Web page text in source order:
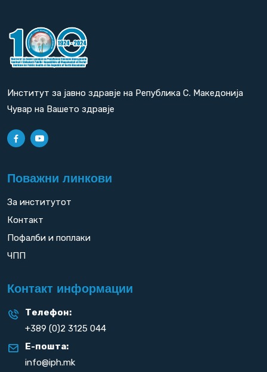
Институт за јавно здравје на Република С. Македонија
Чувар на Вашето здравје
Поважни линкови
За институтот
Контакт
Пофалби и поплаки
ЧПП
Контакт информации
Телефон:
+389 (0)2 3125 044
Е-пошта:
info@iph.mk